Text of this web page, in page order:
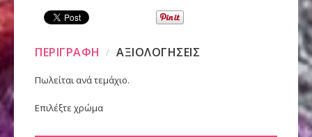
ΠΕΡΙΓΡΑΦΗ ΑΞΙΟΛΟΓΗΣΕΙΣ
Πωλείται ανά τεμάχιο.
Επιλέξτε χρώμα